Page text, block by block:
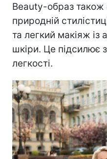
Beauty-образ також
природній
та легкий макіяж із
шкіри. Це підсилює
легкості.